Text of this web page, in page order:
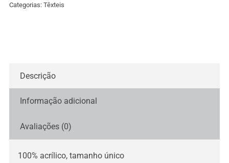
Categorias: Têxteis
Descrição
Informação adicional
Avaliações (0)
100% acrílico, tamanho único